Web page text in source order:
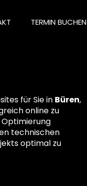
TERMIN BUCHEN
für Sie in Büren,
online zu
technischen
optimal zu